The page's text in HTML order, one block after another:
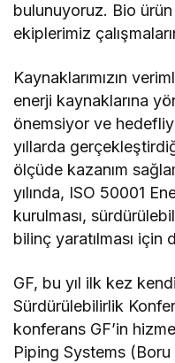
bulunuyoruz. Bio
ekiplerimiz
Kaynaklarımızın
enerji kaynaklarına
önemsiyor ve
yıllarda
ölçüde kazanım
yılında, ISO 50001
kurulması,
bilinç yaratılması için
GF, bu yıl ilk kez
Sürdürülebilirlik
konferans GF’in
Piping Systems